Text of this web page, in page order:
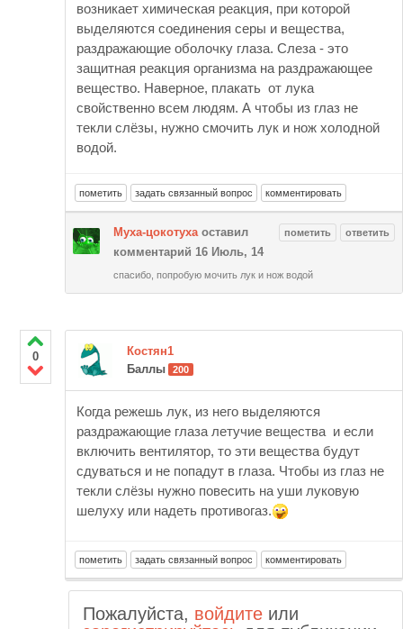
возникает химическая реакция, при которой
выделяются соединения серы и вещества,
раздражающие оболочку глаза. Слеза - это
защитная реакция организма на раздражающее
вещество. Наверное, плакать от лука
свойственно всем людям. А чтобы из глаз не
текли слёзы, нужно смочить лук и нож холодной
водой.
Муха-цокотуха оставил
комментарий 16 Июль, 14
спасибо, попробую мочить лук и нож водой
0
Костян1
Баллы
200
Когда режешь лук, из него выделяются
раздражающие глаза летучие вещества и если
включить вентилятор, то эти вещества будут
сдуваться и не попадут в глаза. Чтобы из глаз не
текли слёзы нужно повесить на уши луковую
шелуху или надеть противогаз.
Пожалуйста, войдите или